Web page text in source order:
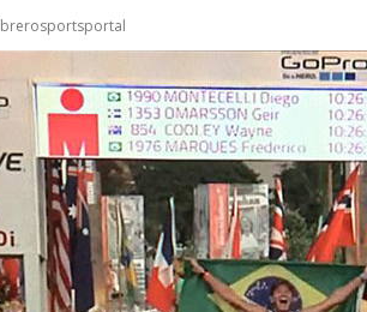
brerosportsportal